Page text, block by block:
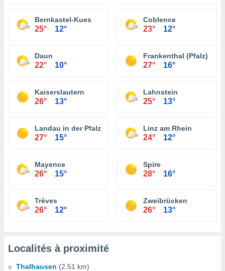
Bernkastel-Kues
25° 12°
Coblence
23° 12°
Daun
22° 10°
Frankenthal (Pfalz)
27° 16°
Kaiserslautern
26° 13°
Lahnstein
25° 13°
Landau in der Pfalz
27° 15°
Linz am Rhein
24° 12°
Mayence
26° 15°
Spire
28° 16°
Trèves
26° 12°
Zweibrücken
26° 13°
Localités à proximité
Thalhausen (2.51 km)